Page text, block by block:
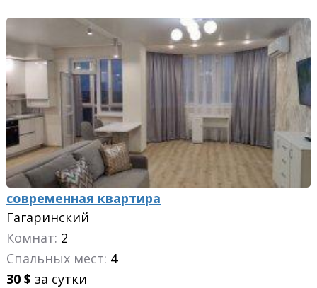
современная квартира
Гагаринский
Комнат: 2
Спальных мест: 4
30 $ за сутки